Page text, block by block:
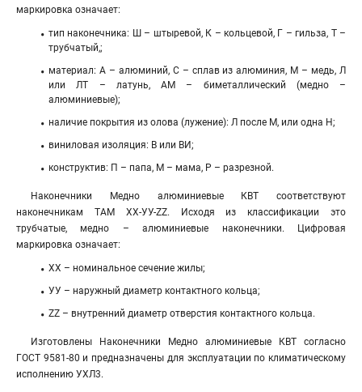
маркировка означает:
тип наконечника: Ш – штыревой, К – кольцевой, Г – гильза, Т –
трубчатый,;
материал: А – алюминий, С – сплав из алюминия, М – медь, Л
или ЛТ – латунь, АМ – биметаллический (медно –
алюминиевые);
наличие покрытия из олова (лужение): Л после М, или одна Н;
виниловая изоляция: В или ВИ;
конструктив: П – папа, М – мама, Р – разрезной.
Наконечники Медно алюминиевые КВТ соответствуют
наконечникам ТАМ ХХ-УУ-ZZ. Исходя из классификации это
трубчатые, медно – алюминиевые наконечники. Цифровая
маркировка означает:
ХХ – номинальное сечение жилы;
УУ – наружный диаметр контактного кольца;
ZZ – внутренний диаметр отверстия контактного кольца.
Изготовлены Наконечники Медно алюминиевые КВТ согласно
ГОСТ 9581-80 и предназначены для эксплуатации по климатическому
исполнению УХЛ3.